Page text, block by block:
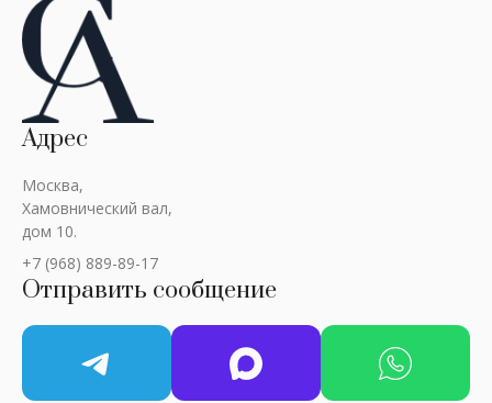
Адрес
Москва,
Хамовнический вал,
дом 10.
+7 (968) 889-89-17
Отправить сообщение